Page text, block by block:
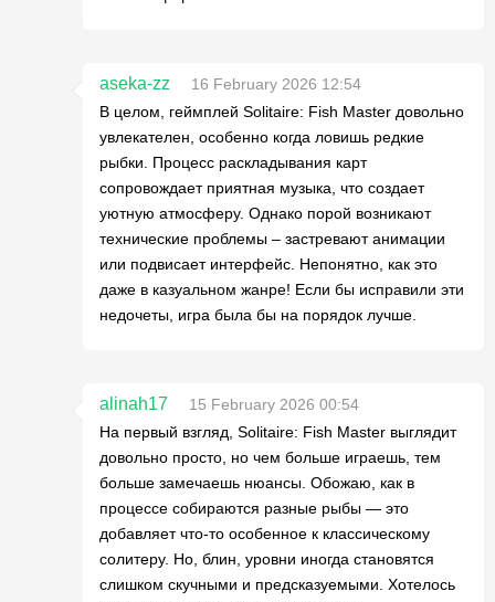
aseka-zz
16 February 2026 12:54
В целом, геймплей Solitaire: Fish Master довольно
увлекателен, особенно когда ловишь редкие
рыбки. Процесс раскладывания карт
сопровождает приятная музыка, что создает
уютную атмосферу. Однако порой возникают
технические проблемы – застревают анимации
или подвисает интерфейс. Непонятно, как это
даже в казуальном жанре! Если бы исправили эти
недочеты, игра была бы на порядок лучше.
alinah17
15 February 2026 00:54
На первый взгляд, Solitaire: Fish Master выглядит
довольно просто, но чем больше играешь, тем
больше замечаешь нюансы. Обожаю, как в
процессе собираются разные рыбы — это
добавляет что-то особенное к классическому
солитеру. Но, блин, уровни иногда становятся
слишком скучными и предсказуемыми. Хотелось